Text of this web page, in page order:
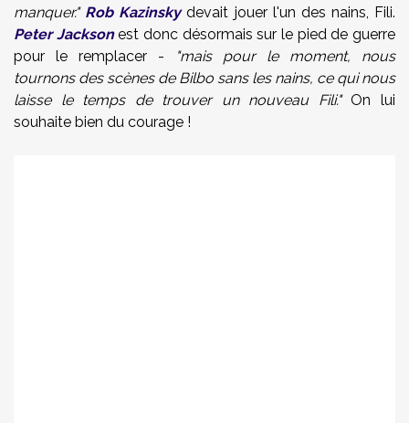
manquer." Rob Kazinskydevait jouer l'un des nains, Fili.
Peter Jacksonest donc désormais sur le pied de guerre
pour le remplacer - "mais pour le moment, nous
tournons des scènes de Bilbo sans les nains, ce qui nous
laisse le temps de trouver un nouveau Fili."On lui
souhaite bien du courage !